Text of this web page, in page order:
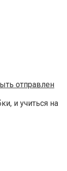
отправлен
и учиться на